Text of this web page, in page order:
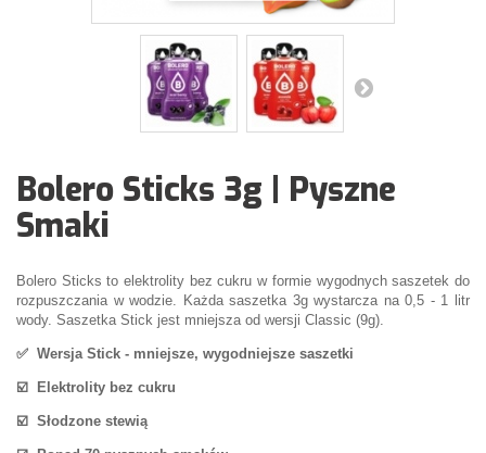
Bolero Sticks 3g | Pyszne
Smaki
Bolero Sticks to elektrolity bez cukru w formie wygodnych saszetek do
rozpuszczania w wodzie. Każda saszetka 3g wystarcza na 0,5 - 1 litr
wody. Saszetka Stick jest mniejsza od wersji Classic (9g).
✅ Wersja Stick - mniejsze, wygodniejsze saszetki
☑️ Elektrolity bez cukru
☑️ Słodzone stewią